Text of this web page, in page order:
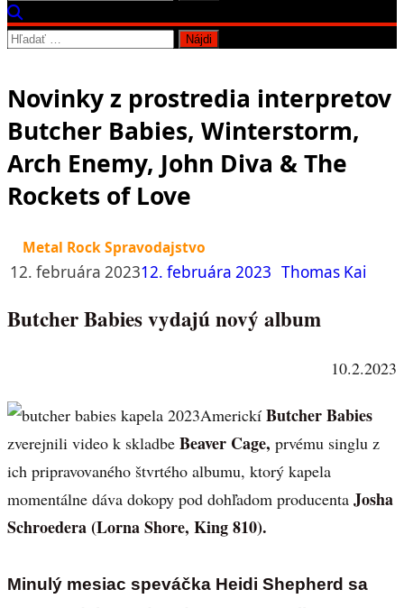
Hľadať:
Novinky z prostredia interpretov
Butcher Babies, Winterstorm,
Arch Enemy, John Diva & The
Rockets of Love
Metal Rock Spravodajstvo
12. februára 202312. februára 2023 Thomas Kai
Butcher Babies vydajú nový album
10.2.2023
Americkí Butcher Babies
zverejnili video k skladbe Beaver Cage, prvému singlu z
ich pripravovaného štvrtého albumu, ktorý kapela
momentálne dáva dokopy pod dohľadom producenta Josha
Schroedera (Lorna Shore, King 810).
Minulý mesiac speváčka Heidi Shepherd sa